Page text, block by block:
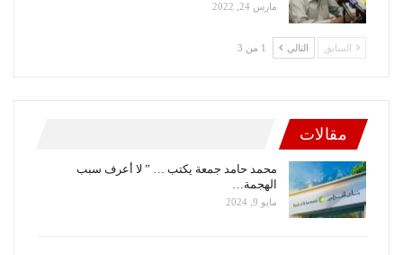
مارس 24, 2022
السابق التالي 1 من 3
مقالات
محمد حامد جمعة يكتب … ” لا أعرف سبب
الهجمة…
مايو 9, 2024